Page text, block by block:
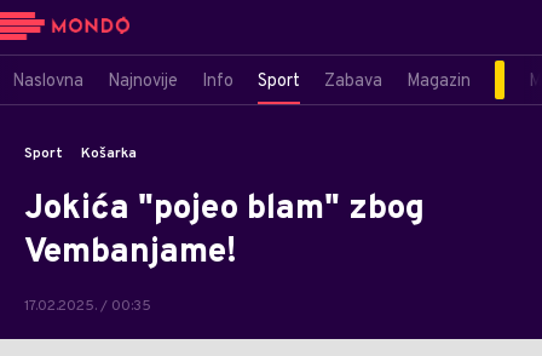
Naslovna Najnovije Info Sport Zabava Magazin
Sport Košarka
Jokića "pojeo blam" zbog
Vembanjame!
17.02.2025. / 00:35